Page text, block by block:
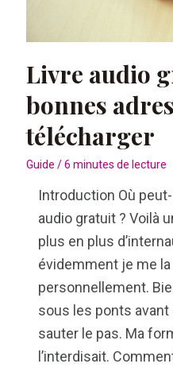
Livre audio
bonnes
télécharger
Guide /6 minutes de lecture
Introduction Où
audio gratuit ? Voilà
plus en plus
évidemment je me
personnellement.
sous les ponts
sauter le pas. Ma
l’interdisait.